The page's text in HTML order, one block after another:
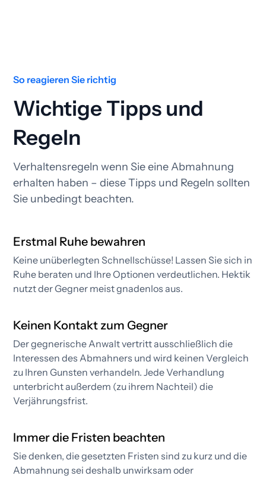
So reagieren Sie richtig
Wichtige Tipps und
Regeln
Verhaltensregeln wenn Sie eine Abmahnung
erhalten haben – diese Tipps und Regeln sollten
Sie unbedingt beachten.
Erstmal Ruhe bewahren
Keine unüberlegten Schnellschüsse! Lassen Sie sich in
Ruhe beraten und Ihre Optionen verdeutlichen. Hektik
nutzt der Gegner meist gnadenlos aus.
Keinen Kontakt zum Gegner
Der gegnerische Anwalt vertritt ausschließlich die
Interessen des Abmahners und wird keinen Vergleich
zu Ihren Gunsten verhandeln. Jede Verhandlung
unterbricht außerdem (zu ihrem Nachteil) die
Verjährungsfrist.​
Immer die Fristen beachten
Sie denken, die gesetzten Fristen sind zu kurz und die
Abmahnung sei deshalb unwirksam oder